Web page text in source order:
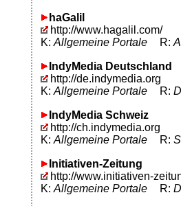
haGalil
http://www.hagalil.com/
K: Allgemeine Portale R:
IndyMedia Deutschland
http://de.indymedia.org
K: Allgemeine Portale R:
IndyMedia Schweiz
http://ch.indymedia.org
K: Allgemeine Portale R:
Initiativen-Zeitung
http://www.initiativen-
K: Allgemeine Portale R: